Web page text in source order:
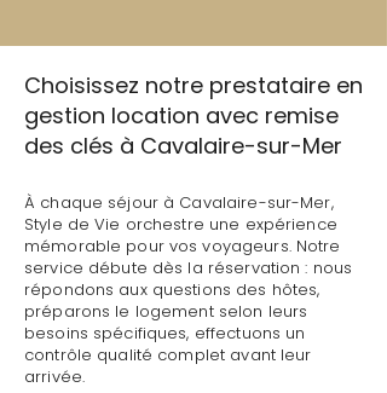
Choisissez notre prestataire en
gestion location avec remise
des clés à Cavalaire-sur-Mer
À chaque séjour à Cavalaire-sur-Mer,
Style de Vie orchestre une expérience
mémorable pour vos voyageurs. Notre
service débute dès la réservation : nous
répondons aux questions des hôtes,
préparons le logement selon leurs
besoins spécifiques, effectuons un
contrôle qualité complet avant leur
arrivée.